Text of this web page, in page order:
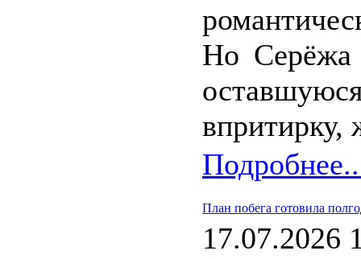
Но Серёжа
впритирку,
План побега готовила
17.07.2026